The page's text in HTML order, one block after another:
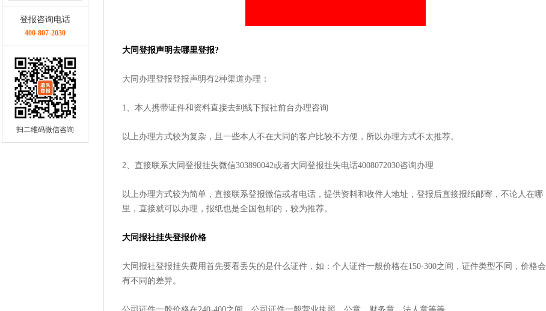
大同登报声明去哪里登报?
大同办理登报登报声明有2种渠道办理：
1、本人携带证件和资料直接去到线下报社前台办理咨询
以上办理方式较为复杂，且一些本人不在大同的客户比较不方便，所以办理方式不太推荐。
2、直接联系大同登报挂失微信303890042或者大同登报挂失电话4008072030咨询办理
以上办理方式较为简单，直接联系登报微信或者电话，提供资料和收件人地址，登报后直接报纸邮寄，不论人在哪
里，直接就可以办理，报纸也是全国包邮的，较为推荐。
大同报社挂失登报价格
大同报社登报挂失费用首先要看丢失的是什么证件，如：个人证件一般价格在150-300之间，证件类型不同，价格会
有不同的差异。
登报咨询电话
400-807-2030
扫二维码微信咨询